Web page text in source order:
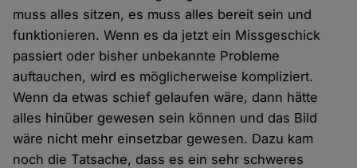
muss alles sitzen, es muss alles bereit sein und
funktionieren. Wenn es da jetzt ein Missgeschick
passiert oder bisher unbekannte Probleme
auftauchen, wird es möglicherweise kompliziert.
Wenn da etwas schief gelaufen wäre, dann hätte
alles hinüber gewesen sein können und das Bild
wäre nicht mehr einsetzbar gewesen. Dazu kam
noch die Tatsache, dass es ein sehr schweres